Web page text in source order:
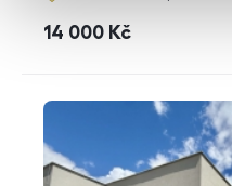
cena
14 000 Kč